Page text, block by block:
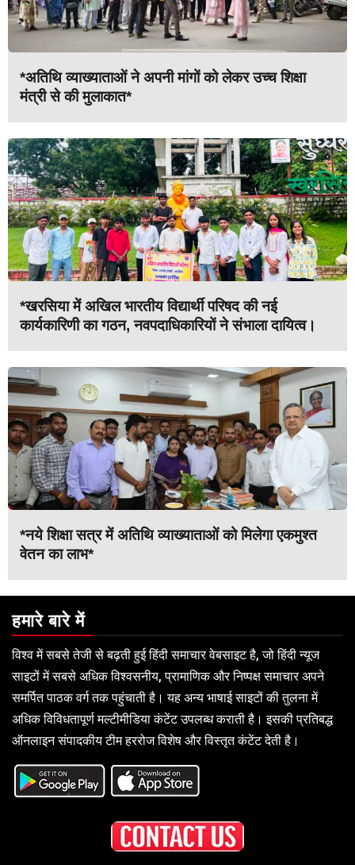
*अतिथि व्याख्याताओं ने अपनी मांगों को लेकर उच्च शिक्षा
मंत्री से की मुलाकात*
*खरसिया में अखिल भारतीय विद्यार्थी परिषद की नई
कार्यकारिणी का गठन, नवपदाधिकारियों ने संभाला दायित्व।
*नये शिक्षा सत्र में अतिथि व्याख्याताओं को मिलेगा एकमुश्त
वेतन का लाभ*
हमारे बारे में
विश्व में सबसे तेजी से बढ़ती हुई हिंदी समाचार वेबसाइट है, जो हिंदी न्यूज
साइटों में सबसे अधिक विश्वसनीय, प्रामाणिक और निष्पक्ष समाचार अपने
समर्पित पाठक वर्ग तक पहुंचाती है। यह अन्य भाषाई साइटों की तुलना में
अधिक विविधतापूर्ण मल्टीमीडिया कंटेंट उपलब्ध कराती है। इसकी प्रतिबद्ध
ऑनलाइन संपादकीय टीम हररोज विशेष और विस्तृत कंटेंट देती है।